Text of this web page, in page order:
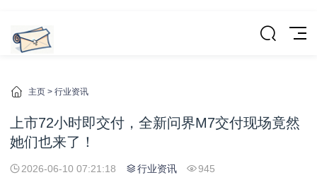
主页 > 行业资讯
上市72小时即交付，全新问界M7交付现场竟然
她们也来了！
2026-06-10 07:21:18 行业资讯 945